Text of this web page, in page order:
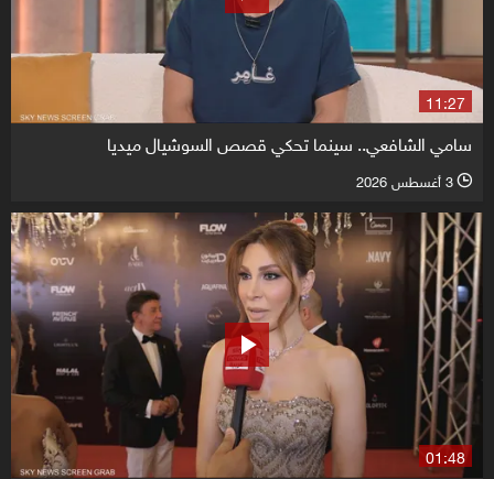
11:27
سامي الشافعي.. سينما تحكي قصص السوشيال ميديا
l 3 أغسطس 2026
01:48